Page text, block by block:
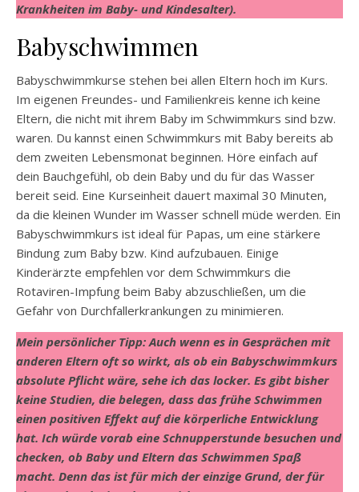
Krankheiten im Baby- und Kindesalter).
Babyschwimmen
Babyschwimmkurse stehen bei allen Eltern hoch im Kurs.
Im eigenen Freundes- und Familienkreis kenne ich keine
Eltern, die nicht mit ihrem Baby im Schwimmkurs sind bzw.
waren. Du kannst einen Schwimmkurs mit Baby bereits ab
dem zweiten Lebensmonat beginnen. Höre einfach auf
dein Bauchgefühl, ob dein Baby und du für das Wasser
bereit seid. Eine Kurseinheit dauert maximal 30 Minuten,
da die kleinen Wunder im Wasser schnell müde werden. Ein
Babyschwimmkurs ist ideal für Papas, um eine stärkere
Bindung zum Baby bzw. Kind aufzubauen. Einige
Kinderärzte empfehlen vor dem Schwimmkurs die
Rotaviren-Impfung beim Baby abzuschließen, um die
Gefahr von Durchfallerkrankungen zu minimieren.
Mein persönlicher Tipp: Auch wenn es in Gesprächen mit
anderen Eltern oft so wirkt, als ob ein Babyschwimmkurs
absolute Pflicht wäre, sehe ich das locker. Es gibt bisher
keine Studien, die belegen, dass das frühe Schwimmen
einen positiven Effekt auf die körperliche Entwicklung
hat. Ich würde vorab eine Schnupperstunde besuchen und
checken, ob Baby und Eltern das Schwimmen Spaß
macht. Denn das ist für mich der einzige Grund, der für